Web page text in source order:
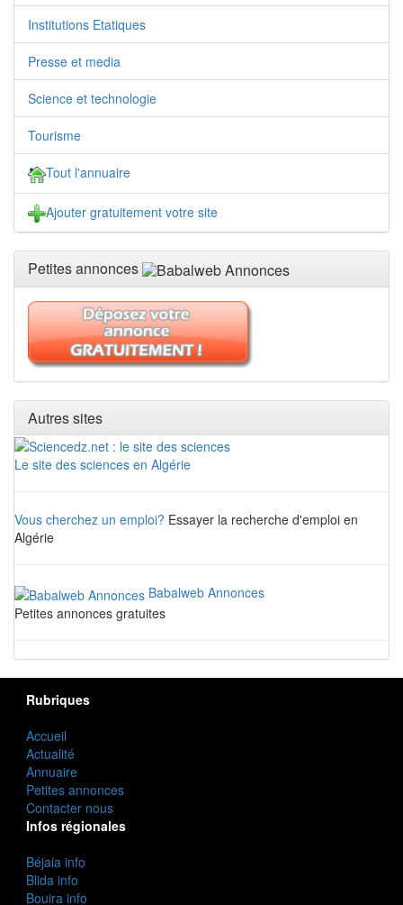
Institutions Etatiques
Presse et media
Science et technologie
Tourisme
Tout l'annuaire
Ajouter gratuitement votre site
Petites annonces
Autres sites
Le site des sciences en Algérie
Vous cherchez un emploi? Essayer la recherche d'emploi en
Algérie
Babalweb Annonces
Petites annonces gratuites
Rubriques
Accueil
Actualité
Annuaire
Petites annonces
Contacter nous
Infos régionales
Béjaia info
Blida info
Bouira info